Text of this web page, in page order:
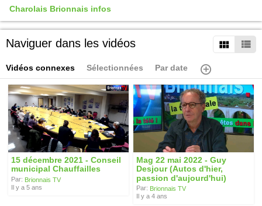
Charolais Brionnais infos
Naviguer dans les vidéos
Vidéos connexes Sélectionnées Par date
15 décembre 2021 - Conseil
municipal Chauffailles
Par: Brionnais TV
Il y a 5 ans
Mag 22 mai 2022 - Guy
Desjour (Autos d'hier,
passion d'aujourd'hui)
Par: Brionnais TV
Il y a 4 ans